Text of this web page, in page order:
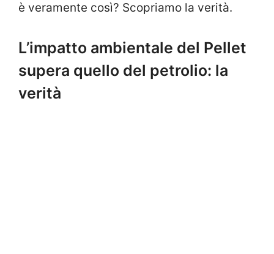
è veramente così? Scopriamo la verità.
L’impatto ambientale del Pellet
supera quello del petrolio: la
verità